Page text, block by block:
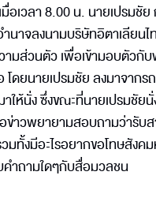
อเวลา 8.00 น. นายเปรมชั
นาจลงนามบริษัทอิตาเลียนไ
มส่วนตัว เพื่อเข้ามอบตัวกั
ดยนายเปรมชัย ลงมาจากร
ให้นั่ง ซึ่งขณะที่นายเปรมชัยนั่
ข่าวพยายามสอบถามว่ารับ
มทั้งมีอะไรอยากขอโทษสังค
คำถามใดๆกับสื่อมวลชน